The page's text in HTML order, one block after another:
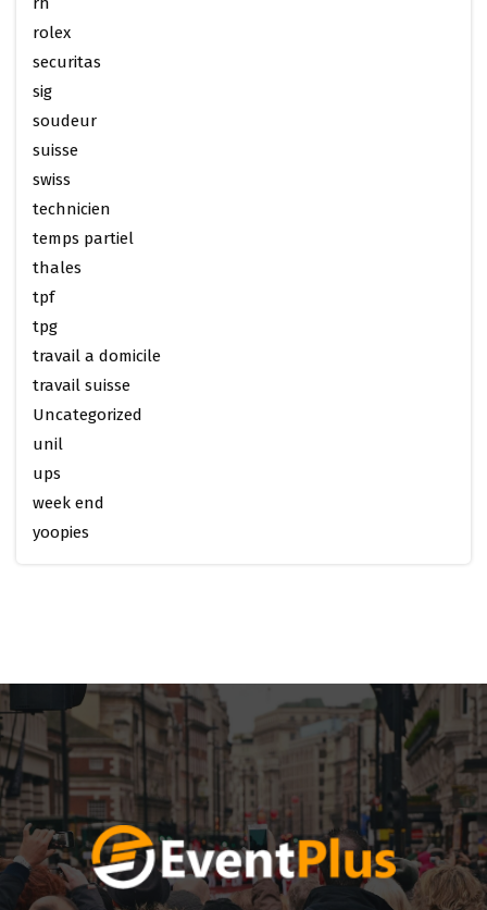
rolex
securitas
sig
soudeur
suisse
swiss
technicien
temps partiel
thales
tpf
tpg
travail a domicile
travail suisse
Uncategorized
unil
ups
week end
yoopies